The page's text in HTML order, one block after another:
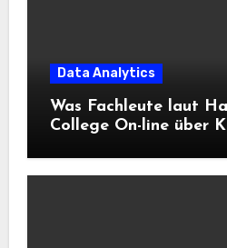
Data Analytics
Was Fachleute laut
College On-line über